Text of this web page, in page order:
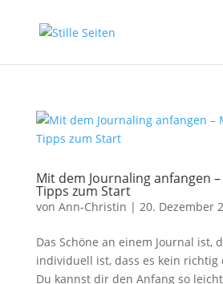
Mit dem Journaling anfangen
Tipps zum Start
von Ann-Christin | 20. Dezember
Das Schöne an einem Journal ist,
individuell ist, dass es kein richtig
Du kannst dir den Anfang so